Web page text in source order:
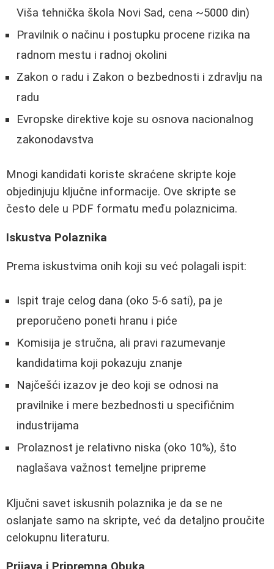
Viša tehnička škola Novi Sad, cena ~5000 din)
Pravilnik o načinu i postupku procene rizika na
radnom mestu i radnoj okolini
Zakon o radu i Zakon o bezbednosti i zdravlju na
radu
Evropske direktive koje su osnova nacionalnog
zakonodavstva
Mnogi kandidati koriste skraćene skripte koje
objedinjuju ključne informacije. Ove skripte se
često dele u PDF formatu među polaznicima.
Iskustva Polaznika
Prema iskustvima onih koji su već polagali ispit:
Ispit traje celog dana (oko 5-6 sati), pa je
preporučeno poneti hranu i piće
Komisija je stručna, ali pravi razumevanje
kandidatima koji pokazuju znanje
Najčešći izazov je deo koji se odnosi na
pravilnike i mere bezbednosti u specifičnim
industrijama
Prolaznost je relativno niska (oko 10%), što
naglašava važnost temeljne pripreme
Ključni savet iskusnih polaznika je da se ne
oslanjate samo na skripte, već da detaljno proučite
celokupnu literaturu.